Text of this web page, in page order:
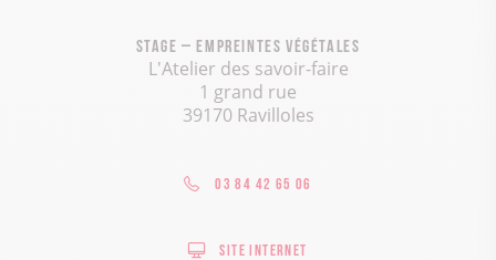
Stage – Empreintes végétales
L'Atelier des savoir-faire
1 grand rue
39170 Ravilloles
03 84 42 65 06
Site internet